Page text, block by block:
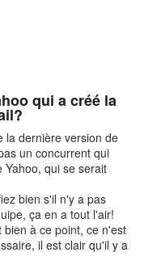
qui a créé la
la dernière version de
un concurrent qui
qui se serait
bien s'il n'y a pas
ça en a tout l'air!
à ce point, ce n'est
il est clair qu'il y a